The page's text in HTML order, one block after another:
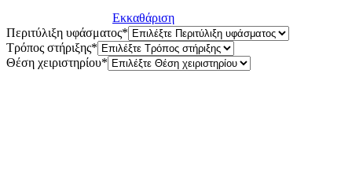
Εκκαθάριση
Περιτύλιξη υφάσματος*
Τρόπος στήριξης*
Θέση χειριστηρίου*